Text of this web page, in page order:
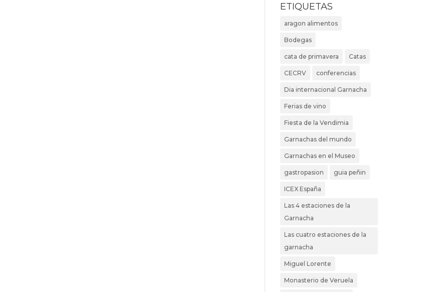
ETIQUETAS
aragon alimentos
Bodegas
cata de primavera Catas
CECRV conferencias
Dia internacional Garnacha
Ferias de vino
Fiesta de la Vendimia
Garnachas del mundo
Garnachas en el Museo
gastropasion guia peñin
ICEX España
Las 4 estaciones de la
Garnacha
Las cuatro estaciones de la
garnacha
Miguel Lorente
Monasterio de Veruela